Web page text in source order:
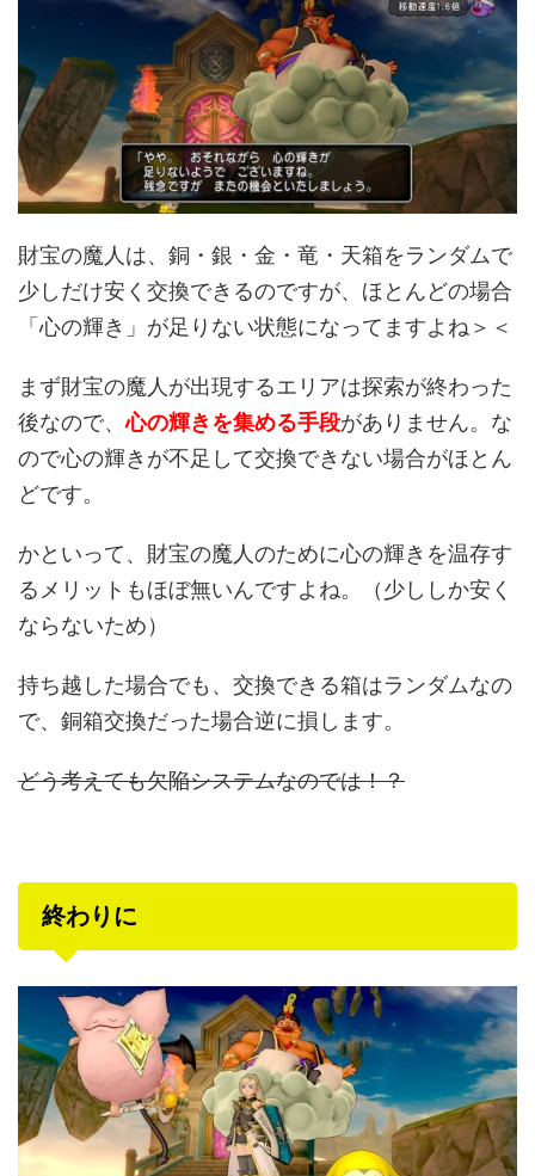
財宝の魔人は、銅・銀・金・竜・天箱をランダムで
少しだけ安く交換できるのですが、ほとんどの場合
「心の輝き」が足りない状態になってますよね＞＜
まず財宝の魔人が出現するエリアは探索が終わった
後なので、心の輝きを集める手段がありません。な
ので心の輝きが不足して交換できない場合がほとん
どです。
かといって、財宝の魔人のために心の輝きを温存す
るメリットもほぼ無いんですよね。（少ししか安く
ならないため）
持ち越した場合でも、交換できる箱はランダムなの
で、銅箱交換だった場合逆に損します。
どう考えても欠陥システムなのでは！？
終わりに